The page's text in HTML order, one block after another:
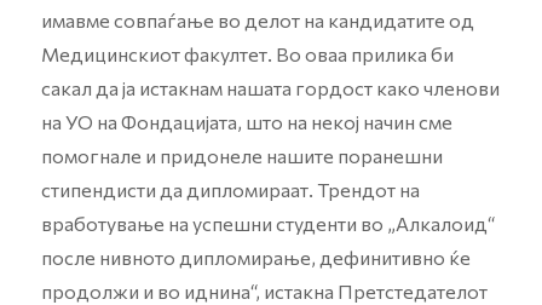
имавме совпаѓање во делот на кандидатите од
Медицинскиот факултет. Во оваа прилика би
сакал да ја истакнам нашата гордост како членови
на УО на Фондацијата, што на некој начин сме
помогнале и придонеле нашите поранешни
стипендисти да дипломираат. Трендот на
вработување на успешни студенти во „Алкалоид“
после нивното дипломирање, дефинитивно ќе
продолжи и во иднина“, истакна Претстедателот